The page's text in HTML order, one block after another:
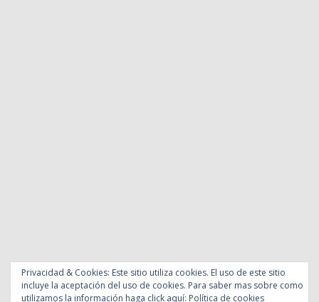
Privacidad & Cookies: Este sitio utiliza cookies. El uso de este sitio
incluye la aceptación del uso de cookies. Para saber mas sobre como
utilizamos la información haga click aquí: Política de cookies